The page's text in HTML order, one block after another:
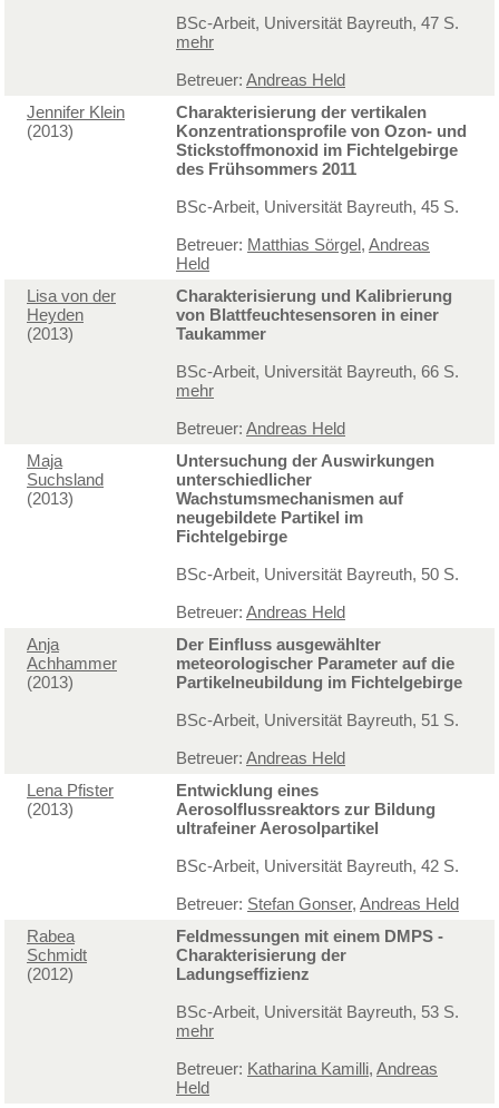
BSc-Arbeit, Universität Bayreuth, 47 S.
mehr
Betreuer: Andreas Held
Jennifer Klein
(2013)
Charakterisierung der vertikalen
Konzentrationsprofile von Ozon- und
Stickstoffmonoxid im Fichtelgebirge
des Frühsommers 2011
BSc-Arbeit, Universität Bayreuth, 45 S.
Betreuer: Matthias Sörgel, Andreas
Held
Lisa von der
Heyden
(2013)
Charakterisierung und Kalibrierung
von Blattfeuchtesensoren in einer
Taukammer
BSc-Arbeit, Universität Bayreuth, 66 S.
mehr
Betreuer: Andreas Held
Maja
Suchsland
(2013)
Untersuchung der Auswirkungen
unterschiedlicher
Wachstumsmechanismen auf
neugebildete Partikel im
Fichtelgebirge
BSc-Arbeit, Universität Bayreuth, 50 S.
Betreuer: Andreas Held
Anja
Achhammer
(2013)
Der Einfluss ausgewählter
meteorologischer Parameter auf die
Partikelneubildung im Fichtelgebirge
BSc-Arbeit, Universität Bayreuth, 51 S.
Betreuer: Andreas Held
Lena Pfister
(2013)
Entwicklung eines
Aerosolflussreaktors zur Bildung
ultrafeiner Aerosolpartikel
BSc-Arbeit, Universität Bayreuth, 42 S.
Betreuer: Stefan Gonser, Andreas Held
Rabea
Schmidt
(2012)
Feldmessungen mit einem DMPS -
Charakterisierung der
Ladungseffizienz
BSc-Arbeit, Universität Bayreuth, 53 S.
mehr
Betreuer: Katharina Kamilli, Andreas
Held